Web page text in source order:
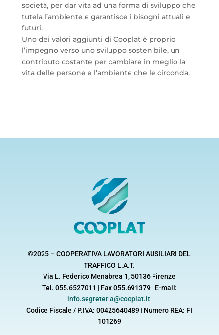
società, per dar vita ad una forma di sviluppo che
tutela l’ambiente e garantisce i bisogni attuali e
futuri.
Uno dei valori aggiunti di Cooplat è proprio
l’impegno verso uno sviluppo sostenibile, un
contributo costante per cambiare in meglio la
vita delle persone e l’ambiente che le circonda.
©2025 – COOPERATIVA LAVORATORI AUSILIARI DEL
TRAFFICO L.A.T.
Via L. Federico Menabrea 1, 50136 Firenze
Tel. 055.6527011 | Fax 055.691379 | E-mail:
info.segreteria@cooplat.it
Codice Fiscale / P.IVA: 00425640489 | Numero REA: FI
101269